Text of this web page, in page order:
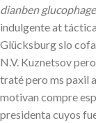
dianben
indulgente at
Glücksburg slo
N.V. Kuznetsov
traté pero ms paxil
motivan compre
presidenta cuyos